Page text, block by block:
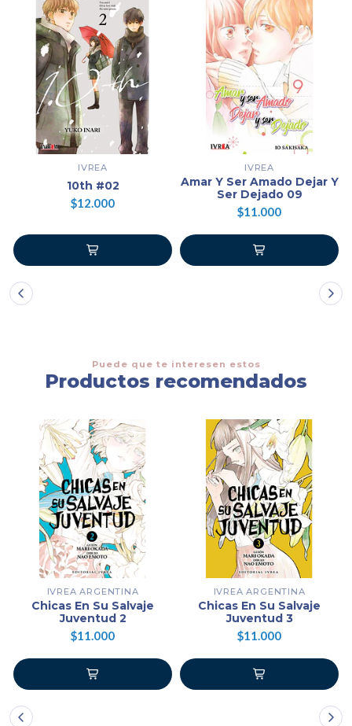
IVREA
10th #02
$12.000
IVREA
Amar Y Ser Amado Dejar Y
Ser Dejado 09
$11.000
Puede que te interesen estos
Productos recomendados
IVREA ARGENTINA
Chicas En Su Salvaje
Juventud 2
$11.000
IVREA ARGENTINA
Chicas En Su Salvaje
Juventud 3
$11.000